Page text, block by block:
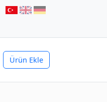
Ürün Ekle